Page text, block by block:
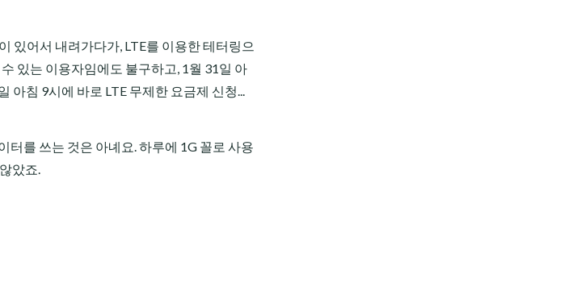
있어서 내려가다가, LTE를 이용한 테터링으
있는 이용자임에도 불구하고, 1월 31일 아
아침 9시에 바로 LTE 무제한 요금제 신청...
터를 쓰는 것은 아녜요. 하루에 1G 꼴로 사용
았죠.